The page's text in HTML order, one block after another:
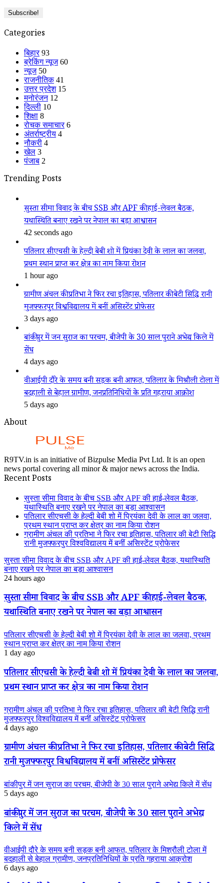
Categories
बिहार 93
ब्रेकिंग न्यूज 60
न्यूज 50
राजनीतिक 41
उत्तर प्रदेश 15
मनोरंजन 12
दिल्ली 10
शिक्षा 8
रोचक समाचार 6
अंतर्राष्ट्रीय 4
नौकरी 4
खेल 3
पंजाब 2
Trending Posts
सुस्ता सीमा विवाद के बीच SSB और APF की हाई-लेवल बैठक,
यथास्थिति बनाए रखने पर नेपाल का बड़ा आश्वासन
42 seconds ago
पतिलार सीएचसी के हेल्दी बेबी शो में प्रियंका देवी के लाल का जलवा,
प्रथम स्थान प्राप्त कर क्षेत्र का नाम किया रोशन
1 hour ago
ग्रामीण अंचल की प्रतिभा ने फिर रचा इतिहास, पतिलार की बेटी सिद्धि रानी
मुजफ्फरपुर विश्वविद्यालय में बनीं असिस्टेंट प्रोफेसर
3 days ago
बांकीपुर में जन सुराज का परचम, बीजेपी के 30 साल पुराने अभेद्य किले में
सेंध
4 days ago
वीआईपी दौरे के समय बनी सड़क बनी आफत, पतिलार के मिश्रौली टोला में
बदहाली से बेहाल ग्रामीण, जनप्रतिनिधियों के प्रति गहराया आक्रोश
5 days ago
About
R9TV.in is an initiative of Bizpulse Media Pvt Ltd. It is an open
news portal covering all minor & major news across the India.
Recent Posts
सुस्ता सीमा विवाद के बीच SSB और APF की हाई-लेवल बैठक,
यथास्थिति बनाए रखने पर नेपाल का बड़ा आश्वासन
पतिलार सीएचसी के हेल्दी बेबी शो में प्रियंका देवी के लाल का जलवा,
प्रथम स्थान प्राप्त कर क्षेत्र का नाम किया रोशन
ग्रामीण अंचल की प्रतिभा ने फिर रचा इतिहास, पतिलार की बेटी सिद्धि
रानी मुजफ्फरपुर विश्वविद्यालय में बनीं असिस्टेंट प्रोफेसर
सुस्ता सीमा विवाद के बीच SSB और APF की हाई-लेवल बैठक, यथास्थिति
बनाए रखने पर नेपाल का बड़ा आश्वासन
24 hours ago
सुस्ता सीमा विवाद के बीच SSB और APF की हाई-लेवल बैठक,
यथास्थिति बनाए रखने पर नेपाल का बड़ा आश्वासन
पतिलार सीएचसी के हेल्दी बेबी शो में प्रियंका देवी के लाल का जलवा, प्रथम
स्थान प्राप्त कर क्षेत्र का नाम किया रोशन
1 day ago
पतिलार सीएचसी के हेल्दी बेबी शो में प्रियंका देवी के लाल का जलवा,
प्रथम स्थान प्राप्त कर क्षेत्र का नाम किया रोशन
ग्रामीण अंचल की प्रतिभा ने फिर रचा इतिहास, पतिलार की बेटी सिद्धि रानी
मुजफ्फरपुर विश्वविद्यालय में बनीं असिस्टेंट प्रोफेसर
4 days ago
ग्रामीण अंचल की प्रतिभा ने फिर रचा इतिहास, पतिलार की बेटी सिद्धि
रानी मुजफ्फरपुर विश्वविद्यालय में बनीं असिस्टेंट प्रोफेसर
बांकीपुर में जन सुराज का परचम, बीजेपी के 30 साल पुराने अभेद्य किले में सेंध
5 days ago
बांकीपुर में जन सुराज का परचम, बीजेपी के 30 साल पुराने अभेद्य
किले में सेंध
वीआईपी दौरे के समय बनी सड़क बनी आफत, पतिलार के मिश्रौली टोला में
बदहाली से बेहाल ग्रामीण, जनप्रतिनिधियों के प्रति गहराया आक्रोश
6 days ago